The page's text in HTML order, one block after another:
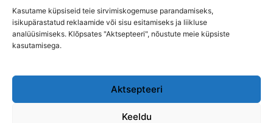
Kasutame küpsiseid teie sirvimiskogemuse parandamiseks,
isikupärastatud reklaamide või sisu esitamiseks ja liikluse
analüüsimiseks. Klõpsates "Aktsepteeri", nõustute meie küpsiste
kasutamisega.
Aktsepteeri
Keeldu
15:00
OÜ Võluhaldjas
Viljandi mnt 75, Õssu, Tartumaa (Füüsilist poodi ei ole)